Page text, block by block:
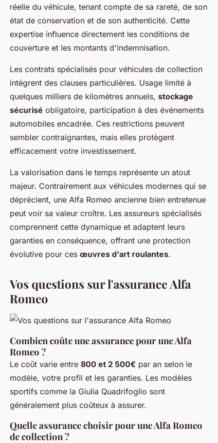
réelle du véhicule, tenant compte de sa rareté, de son
état de conservation et de son authenticité. Cette
expertise influence directement les conditions de
couverture et les montants d'indemnisation.
Les contrats spécialisés pour véhicules de collection
intègrent des clauses particulières. Usage limité à
quelques milliers de kilomètres annuels, stockage
sécurisé obligatoire, participation à des événements
automobiles encadrée. Ces restrictions peuvent
sembler contraignantes, mais elles protègent
efficacement votre investissement.
La valorisation dans le temps représente un atout
majeur. Contrairement aux véhicules modernes qui se
déprécient, une Alfa Romeo ancienne bien entretenue
peut voir sa valeur croître. Les assureurs spécialisés
comprennent cette dynamique et adaptent leurs
garanties en conséquence, offrant une protection
évolutive pour ces œuvres d'art roulantes.
Vos questions sur l'assurance Alfa
Romeo
Combien coûte une assurance pour une Alfa
Romeo ?
Le coût varie entre 800 et 2 500€ par an selon le
modèle, votre profil et les garanties. Les modèles
sportifs comme la Giulia Quadrifoglio sont
généralement plus coûteux à assurer.
Quelle assurance choisir pour une Alfa Romeo
de collection ?